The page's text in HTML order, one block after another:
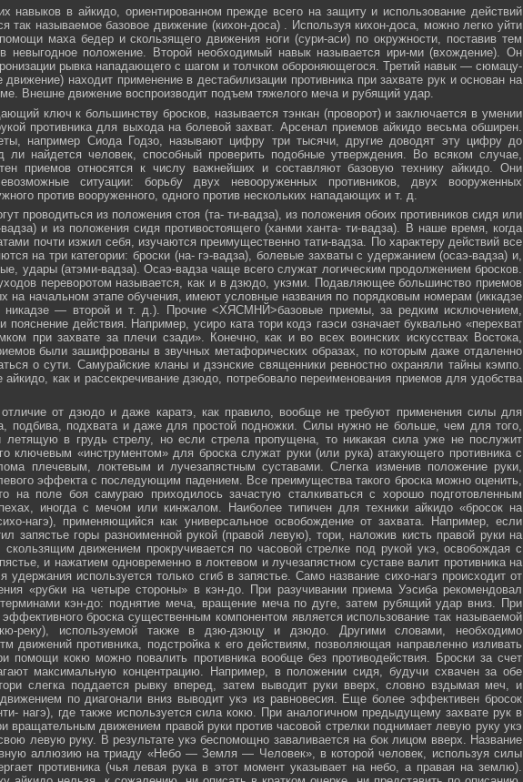
навыков в айкидо, ориентированном прежде всего на защиту и использование действий
так называемое базовое движение (кихон-доса) . Используя кихон-доса, можно легко уйти
маха бедер и скользящего движения ноги (сури-аси) по окружности, поставив тем
невыгодное положение. Второй необходимый навык называется ири-ми (вхождение). Он
рывка нападающего с шагом и толчком обороняющегося. Третий навык — сюмацу-
находит применение в дестабилизации противника при захвате рук и основан на
Внешне движение воспроизводит подъем тяжелого меча и рубящий удар.
ключ к большинству бросков, называется тэнкан (проворот) и заключается в умении
противника для выхода на болевой захват. Арсенал приемов айкидо весьма обширен.
например Сиода Годзо, называют цифру три тысячи, другие доводят эту цифру до
ли найдется человек, способный проверить подобные утверждения. Во всяком случае,
приемов относятся к числу важнейших и составляют базовую технику айкидо. Они
ситуации: борьбу двух невооруженных противников, двух вооруженных
против вооруженного, одного против нескольких нападающих и т. д.
проводиться из положения стоя (та- ти-вадза), из положения обоих противников сидя или
и из положения сидя противостоящего (ханми ханта- ти-вадза). В наше время, когда
почти изжил себя, изучаются преимущественно тати-вадза. По характеру действий все
на три категории: броски (на- гэ-вадза), болевые захваты с удержанием (осаэ-вадза) и,
удары (атэми-вадза). Осаэ-вадза чаще всего служат логическим продолжением бросков.
переворотом называется, как и в дзюдо, укэми. Подавляющее большинство приемов
на начальном этапе обучения, имеют условные названия по порядковым номерам (иккадзе
— второй и т. д.). Прочие <ХЯСМНЙ>базовые приемы, за редким исключением,
пояснение действия. Например, усиро ката тори кодэ гаэси означает буквально «перехват
при захвате за плечи сзади». Конечно, как и во всех воинских искусствах Востока,
были зашифрованы в звучных метафорических образах, по которым даже отдаленно
о сути. Самурайские кланы и дзэнские священники ревностно охраняли тайны кэмпо.
айкидо, как и рассекречивание дзюдо, потребовало переименования приемов для удобства
от дзюдо и даже каратэ, как правило, вообще не требуют применения силы для
подбива, подхвата и даже для простой подножки. Силы нужно не больше, чем для того,
летящую в грудь стрелу, но если стрела пропущена, то никакая сила уже не послужит
ключевым «инструментом» для броска служат руки (или рука) атакующего противника с
плечевым, локтевым и лучезапястным суставами. Слегка изменив положение руки,
эффекта с последующим падением. Все преимущества такого броска можно оценить,
на поле боя самураю приходилось зачастую сталкиваться с хорошо подготовленным
иногда с мечом или кинжалом. Наиболее типичен для техники айкидо «бросок на
нагэ), применяющийся как универсальное освобождение от захвата. Например, если
запястье горы разноименной рукой (правой левую), тори, наложив кисть правой руки на
скользящим движением прокручивается по часовой стрелке под рукой укэ, освобождая с
и нажатием одновременно в локтевом и лучезапястном суставе валит противника на
удержания используется только сгиб в запястье. Само название сихо-нагэ происходит от
«рубки на четыре стороны» в кэн-до. При разучивании приема Уэсиба рекомендовал
кэн-до: поднятие меча, вращение меча по дуге, затем рубящий удар вниз. При
броска существенным компонентом является использование так называемой
реку), используемой также в дзю-дзюцу и дзюдо. Другими словами, необходимо
движений противника, подстройка к его действиям, позволяющая направленно изливать
помощи кокю можно повалить противника вообще без противодействия. Броски за счет
максимальную концентрацию. Например, в положении сидя, будучи схвачен за обе
слегка поддается рывку вперед, затем выводит руки вверх, словно вздымая меч, и
по диагонали вниз выводит укэ из равновесия. Еще более эффективен бросок
нагэ), где также используется сила кокю. При аналогичном предыдущему захвате рук в
вращательным движением правой руки против часовой стрелки поднимает левую руку укэ
левую руку. В результате укэ беспомощно заваливается на бок лицом вверх. Название
аллюзию на триаду «Небо — Земля — Человек», в которой человек, используя силы
противника (чья левая рука в этот момент указывает на небо, а правая на землю).